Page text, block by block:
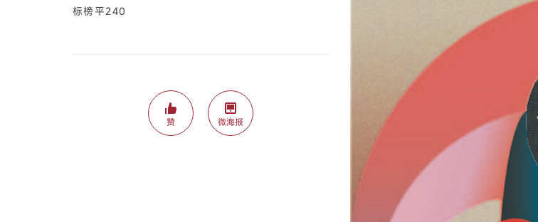
标榜平240
赞 微海报